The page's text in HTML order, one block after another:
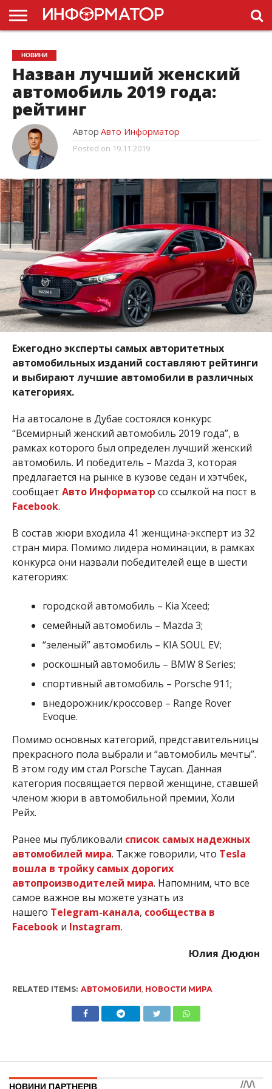
ГОЛОВНА
НОВИНИ
ПДР
УКРАЇНИ
РЕКЛАМА
ПРОЕКТЫ
НОВИНИ
Назван лучший женский
автомобиль 2019 года:
рейтинг
Автор Авто Информатор
Posted on 19.11.2019
Ежегодно эксперты самых авторитетных
автомобильных изданий составляют рейтинги
и выбирают лучшие автомобили в различных
категориях.
На автосалоне в Дубае состоялся конкурс
“Всемирный женский автомобиль 2019 года”, в
рамках которого был определен лучший женский
автомобиль. И победитель – Mazda 3, которая
предлагается на рынке в кузове седан и хэтчбек,
сообщает Авто Информатор со ссылкой на пост в
Facebook.
В состав жюри входила 41 женщина-эксперт из 32
стран мира. Помимо лидера номинации, в рамках
конкурса они назвали победителей еще в шести
категориях:
городской автомобиль – Kia Xceed;
семейный автомобиль – Mazda 3;
“зеленый” автомобиль – KIA SOUL EV;
роскошный автомобиль – BMW 8 Series;
спортивный автомобиль – Porsche 911;
внедорожник/кроссовер – Range Rover
Evoque.
Помимо основных категорий, представительницы
прекрасного пола выбрали и “автомобиль мечты”.
В этом году им стал Porsche Taycan. Данная
категория посвящается первой женщине, ставшей
членом жюри в автомобильной премии, Холи
Рейх.
Ранее мы публиковали список самых надежных
автомобилей мира. Также говорили, что Tesla
вошла в тройку самых дорогих
автопроизводителей мира. Напомним, что все
самое важное вы можете узнать из
нашего Telegram-канала, сообщества в
Facebookи Instagram.
Юлия Дюдюн
RELATED ITEMS: АВТОМОБИЛИ НОВОСТИ МИРА